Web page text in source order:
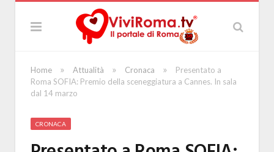
Home » Attualità » Cronaca »
Presentato a
Roma SOFIA: Premio della sceneggiatura a Cannes. In sala
dal 14 marzo
CRONACA